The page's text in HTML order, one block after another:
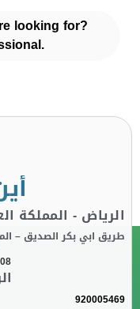
looking for?
الرياض - المملكة
طريق ابي بكر الصديق –
920005469